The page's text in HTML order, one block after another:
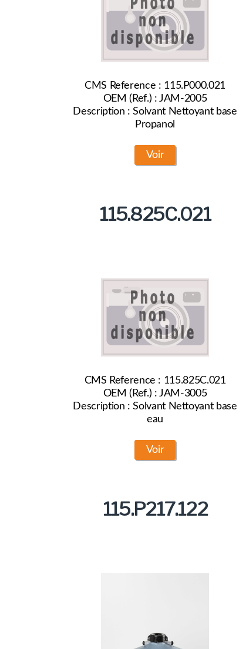
CMS Reference : 115.P000.021
OEM (Ref.) : JAM-2005
Description : Solvant Nettoyant base
Propanol
Voir
115.825C.021
CMS Reference : 115.825C.021
OEM (Ref.) : JAM-3005
Description : Solvant Nettoyant base
eau
Voir
115.P217.122